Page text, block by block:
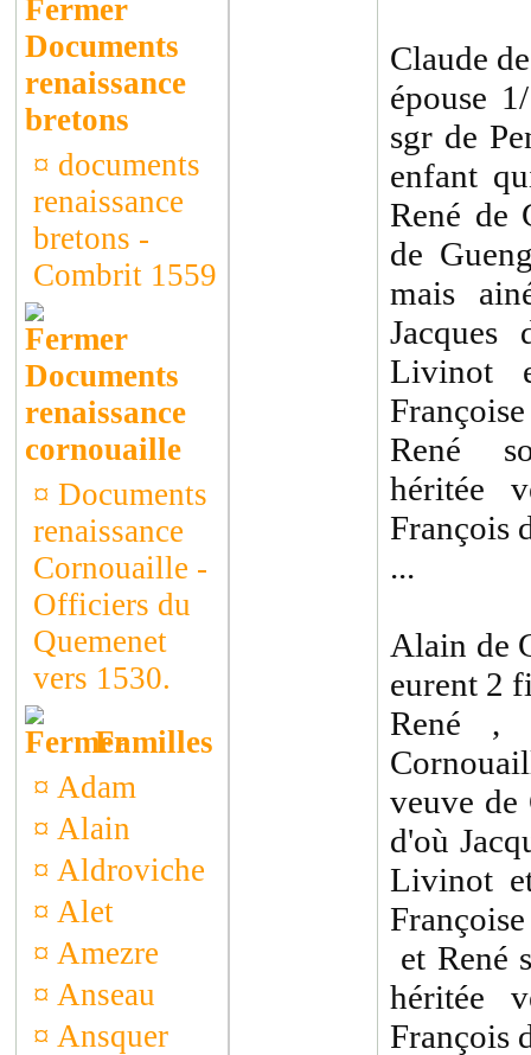
Documents
renaissance
bretons
¤ documents
renaissance
bretons -
Combrit 1559
Documents
renaissance
cornouaille
¤ Documents
renaissance
Cornouaille -
Officiers du
Quemenet
vers 1530.
Familles
¤ Adam
¤ Alain
¤ Aldroviche
¤ Alet
¤ Amezre
¤ Anseau
¤ Ansquer
Claude
épouse
sgr de
enfant
René de
de
mais
Jacques
Livinot
René
héritée
François
...
Alain de
eurent 2
René ,
veuve de
d'où
Livinot
et René
héritée
François